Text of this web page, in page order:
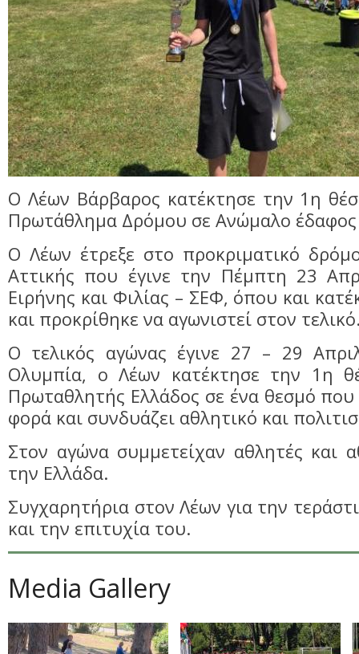
Ο Λέων Βάρβαρος κατέκτησε την 1η
Πρωτάθλημα Δρόμου σε Ανώμαλο έδαφος
Ο Λέων έτρεξε στο προκριματικό
Αττικής που έγινε την Πέμπτη 23
Ειρήνης και Φιλίας – ΣΕΦ, όπου και
και προκρίθηκε να αγωνιστεί στον
Ο τελικός αγώνας έγινε 27 – 29
Ολυμπία, ο Λέων κατέκτησε την 1η
Πρωταθλητής Ελλάδος σε ένα θεσμό που
φορά και συνδυάζει αθλητικό και
Στον αγώνα συμμετείχαν αθλητές και
την Ελλάδα.
Συγχαρητήρια στον Λέων για την
και την επιτυχία του.
Media Gallery